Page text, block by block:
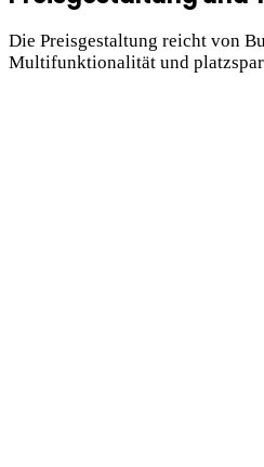
Die Preisgestaltung reicht von
Multifunktionalität und